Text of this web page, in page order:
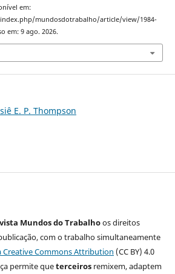
em:
mundosdotrabalho/article/view/1984-
em: 9 ago. 2026.
E. P. Thompson
Mundos do Trabalhoos direitos
com o trabalho simultaneamente
Creative Commons Attribution (CC BY) 4.0
permite queterceirosremixem, adaptem